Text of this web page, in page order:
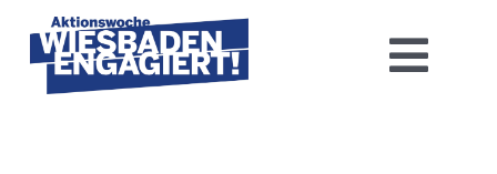
content